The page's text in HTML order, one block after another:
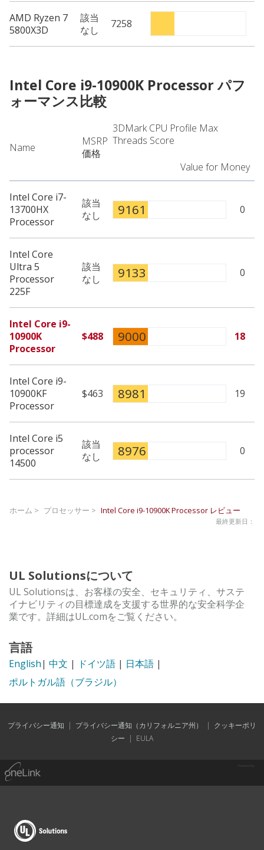
AMD Ryzen 7
5800X3D
該当
なし
7258
Intel Core i9-10900K Processorパフ
ォーマンス比較
Name
MSRP
価格
3DMark CPU Profile Max
Threads Score
Value for Money
Intel Core i7-
13700HX
Processor
該当
なし
9161 0
Intel Core
Ultra 5
Processor
225F
該当
なし
9133 0
Intel Core i9-
10900K
Processor
$488 9000 18
Intel Core i9-
10900KF
Processor
$463 8981 19
Intel Core i5
processor
14500
該当
なし
8976 0
ホーム > プロセッサー > Intel Core i9-10900K Processor レビュー
最終更新日：
UL Solutionsについて
UL Solutionsは、お客様の安全、セキュリティ、サステ
イナビリティの目標達成を支援する世界的な安全科学企
業です。詳細はUL.comをご覧ください。
言語
English| 中文 | ドイツ語 | 日本語 |
ポルトガル語（ブラジル）
プライバシー通知 | プライバシー通知（カリフォルニア州） | クッキーポリ
シー | EULA